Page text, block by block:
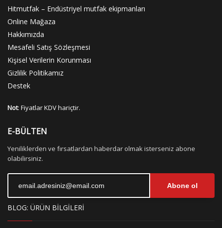
Hitmutfak – Endüstriyel mutfak ekipmanları
Online Mağaza
Hakkımızda
Mesafeli Satış Sözleşmesi
Kişisel Verilerin Korunması
Gizlilik Politikamız
Destek
Not: Fiyatlar KDV hariçtir.
E-BÜLTEN
Yeniliklerden ve fırsatlardan haberdar olmak isterseniz abone
olabilirsiniz.
Abone ol
BLOG: ÜRÜN BİLGİLERİ